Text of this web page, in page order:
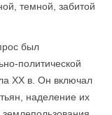
темной, забитой
был
политической
XX в. Он включал
наделение их